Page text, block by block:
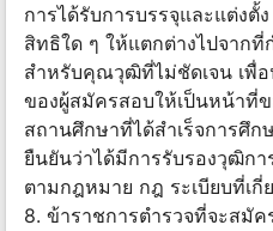
การได้รับการบรรจุและแต่งตั้
สิทธิใด ๆ ให้แตกต่างไปจาก
สำหรับคุณวุฒิที่ไม่ชัดเจน เพื่
ของผู้สมัครสอบให้เป็นหน้าที่
สถานศึกษาที่ได้สำเร็จการศึก
ยืนยันว่าได้มีการรับรองวุฒิก
ตามกฎหมาย กฎ ระเบียบที่เกี่
8. ข้าราชการตำรวจที่จะสมั